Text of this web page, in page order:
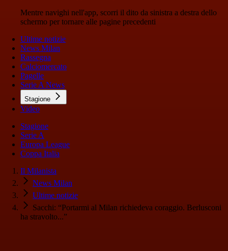
Mentre navighi nell'app, scorri il dito da sinistra a destra dello
schermo per tornare alle pagine precedenti
Ultime notizie
News Milan
Rassegna
Calciomercato
Pagelle
Serie A News
Stagione
Video
Stagione
Serie A
Europa League
Coppa Italia
Il Milanista
News Milan
Ultime notizie
Sacchi: “Portarmi al Milan richiedeva coraggio. Berlusconi
ha stravolto...”